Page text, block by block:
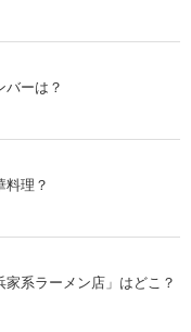
バーは？
料理？
系ラーメン店」はどこ？